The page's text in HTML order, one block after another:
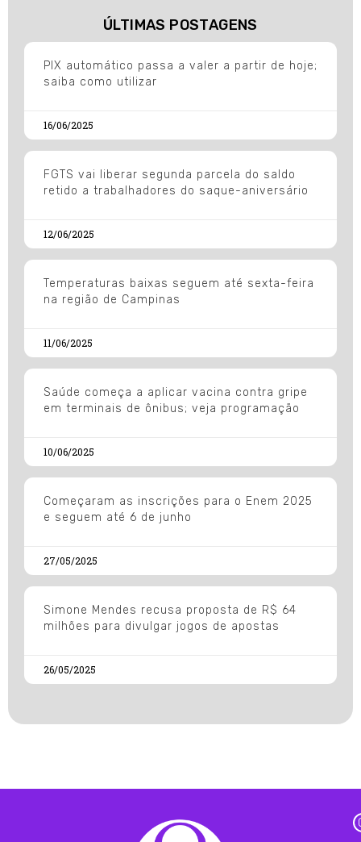
ÚLTIMAS POSTAGENS
PIX automático passa a valer a partir de hoje;
saiba como utilizar
16/06/2025
FGTS vai liberar segunda parcela do saldo
retido a trabalhadores do saque-aniversário
12/06/2025
Temperaturas baixas seguem até sexta-feira
na região de Campinas
11/06/2025
Saúde começa a aplicar vacina contra gripe
em terminais de ônibus; veja programação
10/06/2025
Começaram as inscrições para o Enem 2025
e seguem até 6 de junho
27/05/2025
Simone Mendes recusa proposta de R$ 64
milhões para divulgar jogos de apostas
26/05/2025